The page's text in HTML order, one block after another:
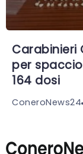
Carabinieri
per
164 dosi
ConeroNews24